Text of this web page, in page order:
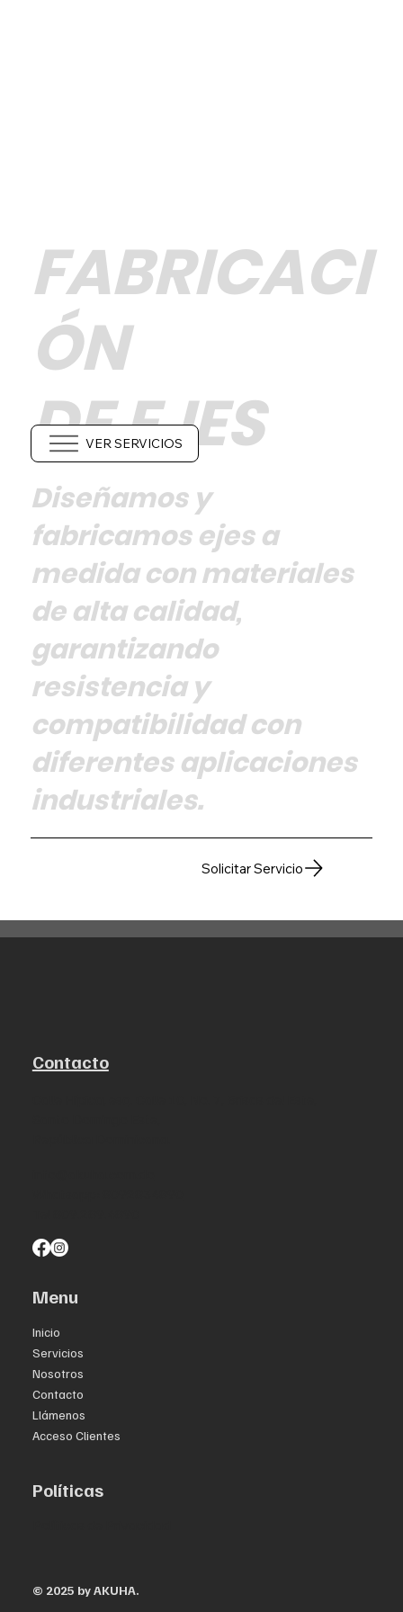
Servicio
Anterior
Todos los Servicios
Diseñamos y
fabricamos ejes a
medida con materiales
de alta calidad,
garantizando
resistencia y
compatibilidad con
diferentes aplicaciones
industriales.
Solicitar Servicio
FABRICACI
ÓN
DE EJES
VER SERVICIOS
Contacto
Menu
Inicio
Servicios
Nosotros
Contacto
Llámenos
Acceso Clientes
Políticas
© 2025 by AKUHA.